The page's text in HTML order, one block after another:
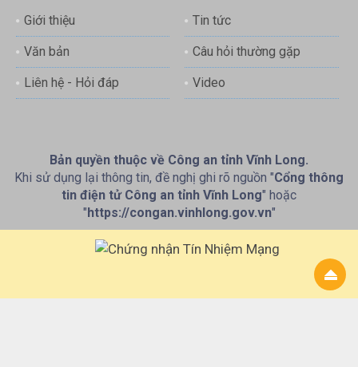
Giới thiệu Tin tức
Văn bản Câu hỏi thường gặp
Liên hệ - Hỏi đáp Video
Bản quyền thuộc về Công an tỉnh Vĩnh Long.
Khi sử dụng lại thông tin, đề nghị ghi rõ nguồn "Cổng thông
tin điện tử Công an tỉnh Vĩnh Long" hoặc
"https://congan.vinhlong.gov.vn"